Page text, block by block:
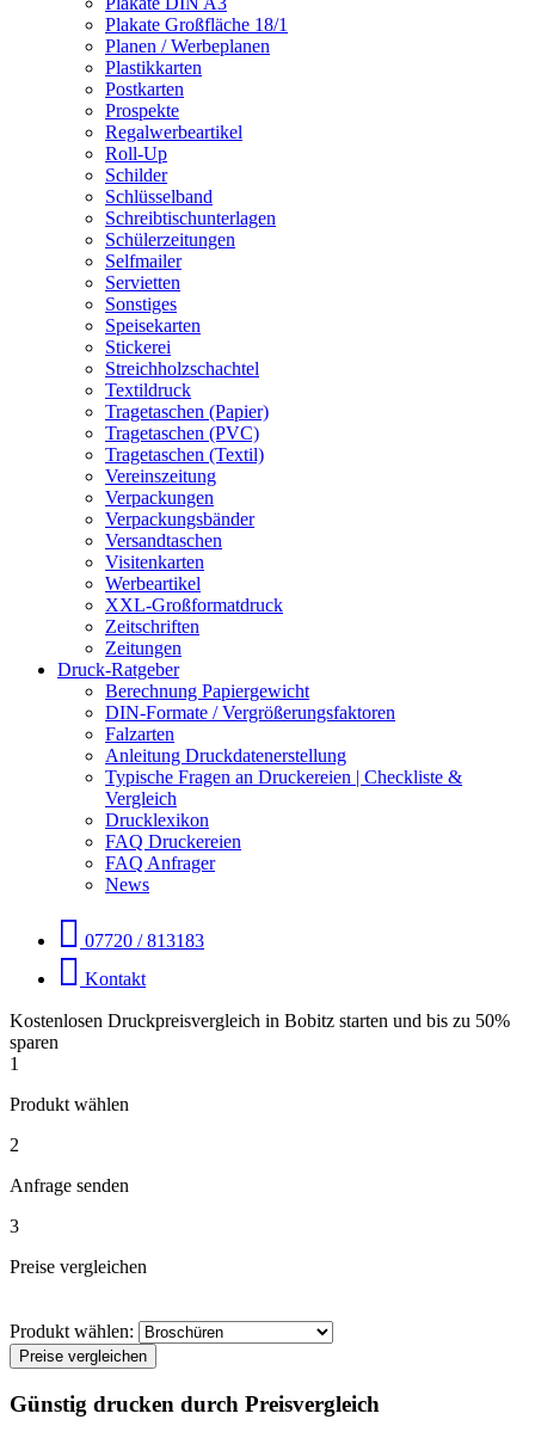
Plakate Großfläche 18/1
Planen / Werbeplanen
Plastikkarten
Postkarten
Prospekte
Regalwerbeartikel
Roll-Up
Schilder
Schlüsselband
Schreibtischunterlagen
Schülerzeitungen
Selfmailer
Servietten
Sonstiges
Speisekarten
Stickerei
Streichholzschachtel
Textildruck
Tragetaschen (Papier)
Tragetaschen (PVC)
Tragetaschen (Textil)
Vereinszeitung
Verpackungen
Verpackungsbänder
Versandtaschen
Visitenkarten
Werbeartikel
XXL-Großformatdruck
Zeitschriften
Zeitungen
Druck-Ratgeber
Berechnung Papiergewicht
DIN-Formate / Vergrößerungsfaktoren
Falzarten
Anleitung Druckdatenerstellung
Typische Fragen an Druckereien | Checkliste &
Vergleich
Drucklexikon
FAQ Druckereien
FAQ Anfrager
News
07720 / 813183
Kontakt
Kostenlosen Druckpreisvergleich in Bobitz starten und bis zu 50%
sparen
1
Produkt wählen
2
Anfrage senden
3
Preise vergleichen
Produkt wählen:
Preise vergleichen
Günstig drucken durch Preisvergleich